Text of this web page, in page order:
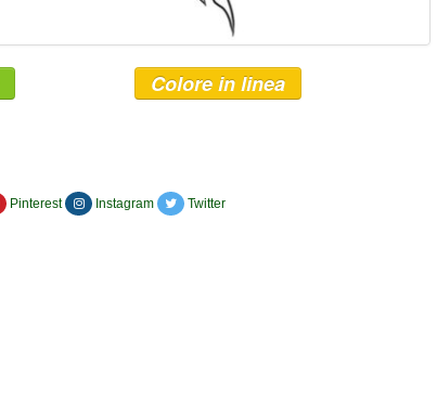
Colore in linea
Pinterest Instagram Twitter